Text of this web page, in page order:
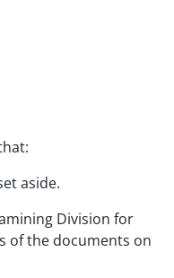
aside.
Division for
of the documents on